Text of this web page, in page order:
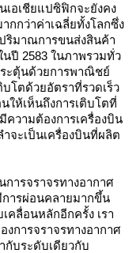
เอเชียแปซิฟิกจะยังคง
กกว่าค่าเฉลี่ยทั้งโลกซึ่ง
ริมาณการขนส่งสินค้า
ปี 2583 ในภาพรวมทั่ว
ะตุ้นด้วยการพาณิชย์
โตด้วยอัตราที่รวดเร็ว
ห้เห็นถึงการเติบโตที่
วามต้องการเครื่องบิน
จะเป็นเครื่องบินที่ผลิต
การจราจรทางอากาศ
การผ่อนคลายมากขึ้น
คลื่อนหลักอีกครั้ง เรา
การจราจรทางอากาศ
บระดับเดียวกับ